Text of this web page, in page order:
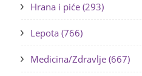
Hrana i piće (293)
Lepota (766)
Medicina/Zdravlje (667)